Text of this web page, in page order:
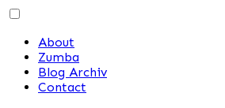
Skip
contentAbout
Zumba
Blog Archiv
Contact